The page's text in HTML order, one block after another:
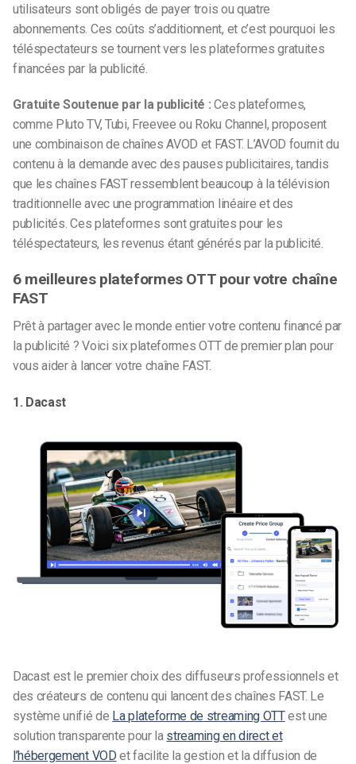
utilisateurs sont obligés de payer trois ou quatre
abonnements. Ces coûts s’additionnent, et c’est pourquoi les
téléspectateurs se tournent vers les plateformes gratuites
financées par la publicité.
Gratuite Soutenue par la publicité : Ces plateformes,
comme Pluto TV, Tubi, Freevee ou Roku Channel, proposent
une combinaison de chaînes AVOD et FAST. L’AVOD fournit du
contenu à la demande avec des pauses publicitaires, tandis
que les chaînes FAST ressemblent beaucoup à la télévision
traditionnelle avec une programmation linéaire et des
publicités. Ces plateformes sont gratuites pour les
téléspectateurs, les revenus étant générés par la publicité.
6 meilleures plateformes OTT pour votre chaîne
FAST
Prêt à partager avec le monde entier votre contenu financé par
la publicité ? Voici six plateformes OTT de premier plan pour
vous aider à lancer votre chaîne FAST.
1. Dacast
Dacast est le premier choix des diffuseurs professionnels et
des créateurs de contenu qui lancent des chaînes FAST. Le
système unifié de La plateforme de streaming OTTest une
solution transparente pour la streaming en direct et
l’hébergement VOD et facilite la gestion et la diffusion de